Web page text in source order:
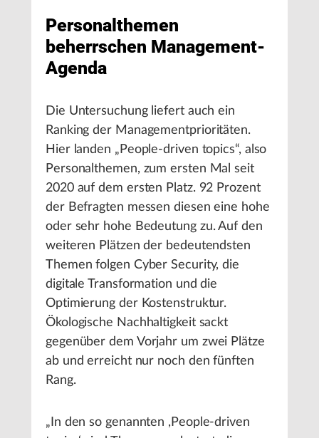
Personalthemen
beherrschen Management-
Agenda
Die Untersuchung liefert auch ein
Ranking der Managementprioritäten.
Hier landen „People-driven topics“, also
Personalthemen, zum ersten Mal seit
2020 auf dem ersten Platz. 92 Prozent
der Befragten messen diesen eine hohe
oder sehr hohe Bedeutung zu. Auf den
weiteren Plätzen der bedeutendsten
Themen folgen Cyber Security, die
digitale Transformation und die
Optimierung der Kostenstruktur.
Ökologische Nachhaltigkeit sackt
gegenüber dem Vorjahr um zwei Plätze
ab und erreicht nur noch den fünften
Rang.
„In den so genannten ,People-driven